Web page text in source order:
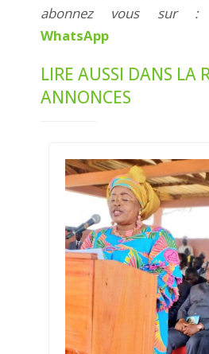
abonnez vous sur :
WhatsApp
LIRE AUSSI DANS LA
ANNONCES